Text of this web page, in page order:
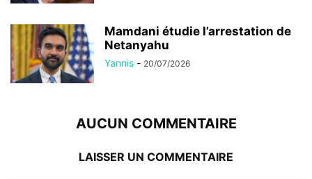
Mamdani étudie l’arrestation de
Netanyahu
Yannis - 20/07/2026
AUCUN COMMENTAIRE
LAISSER UN COMMENTAIRE